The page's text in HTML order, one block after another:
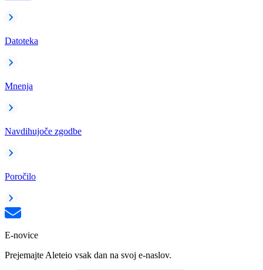
Datoteka
Mnenja
Navdihujoče zgodbe
Poročilo
E-novice
Prejemajte Aleteio vsak dan na svoj e-naslov.